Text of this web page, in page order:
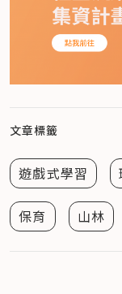
文章標籤
遊戲式學習
保育 山林